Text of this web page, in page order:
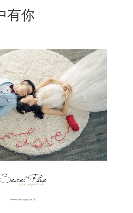
有你